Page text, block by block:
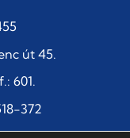
út 45.
601.
372